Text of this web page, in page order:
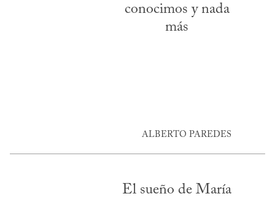
conocimos y nada
más
ALBERTO PAREDES
El sueño de María